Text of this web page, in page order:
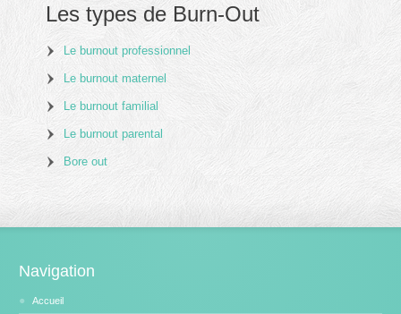
Les types de Burn-Out
Le burnout professionnel
Le burnout maternel
Le burnout familial
Le burnout parental
Bore out
Navigation
Accueil